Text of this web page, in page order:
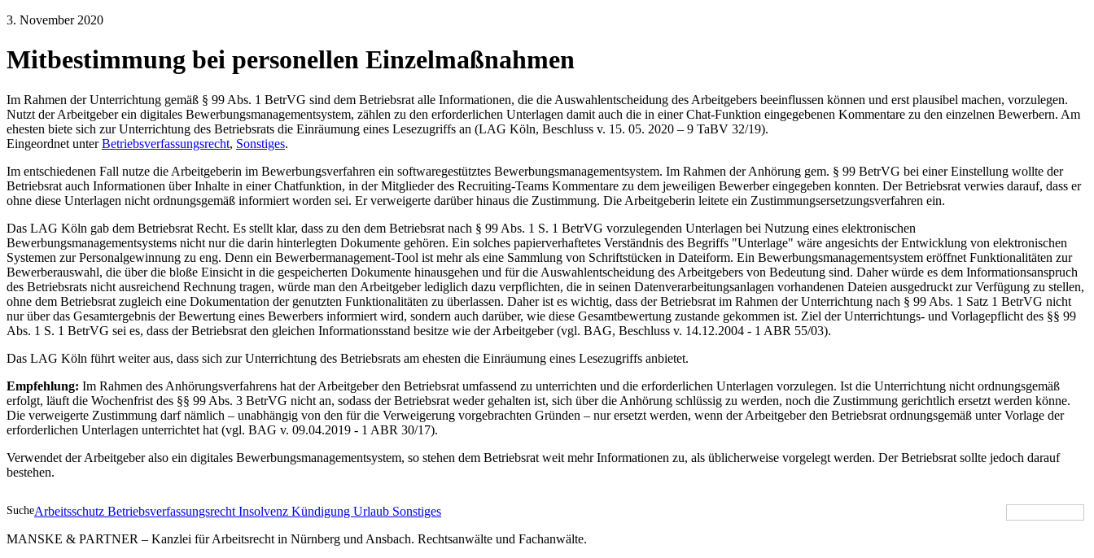
3. November 2020
Mitbestimmung bei personellen Einzelmaßnahmen
Im Rahmen der Unterrichtung gemäß § 99 Abs. 1 BetrVG sind dem Betriebsrat alle Informationen, die die Auswahlentscheidung des Arbeitgebers beeinflussen können und erst plausibel machen, vorzulegen.
Nutzt der Arbeitgeber ein digitales Bewerbungsmanagementsystem, zählen zu den erforderlichen Unterlagen damit auch die in einer Chat-Funktion eingegebenen Kommentare zu den einzelnen Bewerbern. Am
ehesten biete sich zur Unterrichtung des Betriebsrats die Einräumung eines Lesezugriffs an (LAG Köln, Beschluss v. 15. 05. 2020 – 9 TaBV 32/19).
Eingeordnet unterBetriebsverfassungsrecht, Sonstiges.
Im entschiedenen Fall nutze die Arbeitgeberin im Bewerbungsverfahren ein softwaregestütztes Bewerbungsmanagementsystem. Im Rahmen der Anhörung gem. § 99 BetrVG bei einer Einstellung wollte der
Betriebsrat auch Informationen über Inhalte in einer Chatfunktion, in der Mitglieder des Recruiting-Teams Kommentare zu dem jeweiligen Bewerber eingegeben konnten. Der Betriebsrat verwies darauf, dass er
ohne diese Unterlagen nicht ordnungsgemäß informiert worden sei. Er verweigerte darüber hinaus die Zustimmung. Die Arbeitgeberin leitete ein Zustimmungsersetzungsverfahren ein.
Das LAG Köln gab dem Betriebsrat Recht. Es stellt klar, dass zu den dem Betriebsrat nach § 99 Abs. 1 S. 1 BetrVG vorzulegenden Unterlagen bei Nutzung eines elektronischen
Bewerbungsmanagementsystems nicht nur die darin hinterlegten Dokumente gehören. Ein solches papierverhaftetes Verständnis des Begriffs "Unterlage" wäre angesichts der Entwicklung von elektronischen
Systemen zur Personalgewinnung zu eng. Denn ein Bewerbermanagement-Tool ist mehr als eine Sammlung von Schriftstücken in Dateiform. Ein Bewerbungsmanagementsystem eröffnet Funktionalitäten zur
Bewerberauswahl, die über die bloße Einsicht in die gespeicherten Dokumente hinausgehen und für die Auswahlentscheidung des Arbeitgebers von Bedeutung sind. Daher würde es dem Informationsanspruch
des Betriebsrats nicht ausreichend Rechnung tragen, würde man den Arbeitgeber lediglich dazu verpflichten, die in seinen Datenverarbeitungsanlagen vorhandenen Dateien ausgedruckt zur Verfügung zu stellen,
ohne dem Betriebsrat zugleich eine Dokumentation der genutzten Funktionalitäten zu überlassen. Daher ist es wichtig, dass der Betriebsrat im Rahmen der Unterrichtung nach § 99 Abs. 1 Satz 1 BetrVG nicht
nur über das Gesamtergebnis der Bewertung eines Bewerbers informiert wird, sondern auch darüber, wie diese Gesamtbewertung zustande gekommen ist. Ziel der Unterrichtungs- und Vorlagepflicht des §§ 99
Abs. 1 S. 1 BetrVG sei es, dass der Betriebsrat den gleichen Informationsstand besitze wie der Arbeitgeber (vgl. BAG, Beschluss v. 14.12.2004 - 1 ABR 55/03).
Das LAG Köln führt weiter aus, dass sich zur Unterrichtung des Betriebsrats am ehesten die Einräumung eines Lesezugriffs anbietet.
Empfehlung: Im Rahmen des Anhörungsverfahrens hat der Arbeitgeber den Betriebsrat umfassend zu unterrichten und die erforderlichen Unterlagen vorzulegen. Ist die Unterrichtung nicht ordnungsgemäß
erfolgt, läuft die Wochenfrist des §§ 99 Abs. 3 BetrVG nicht an, sodass der Betriebsrat weder gehalten ist, sich über die Anhörung schlüssig zu werden, noch die Zustimmung gerichtlich ersetzt werden könne.
Die verweigerte Zustimmung darf nämlich – unabhängig von den für die Verweigerung vorgebrachten Gründen – nur ersetzt werden, wenn der Arbeitgeber den Betriebsrat ordnungsgemäß unter Vorlage der
erforderlichen Unterlagen unterrichtet hat (vgl. BAG v. 09.04.2019 - 1 ABR 30/17).
Verwendet der Arbeitgeber also ein digitales Bewerbungsmanagementsystem, so stehen dem Betriebsrat weit mehr Informationen zu, als üblicherweise vorgelegt werden. Der Betriebsrat sollte jedoch darauf
bestehen.
SucheArbeitsschutz Betriebsverfassungsrecht Insolvenz Kündigung Urlaub Sonstiges
MANSKE & PARTNER – Kanzlei für Arbeitsrecht in Nürnberg und Ansbach. Rechtsanwälte und Fachanwälte.